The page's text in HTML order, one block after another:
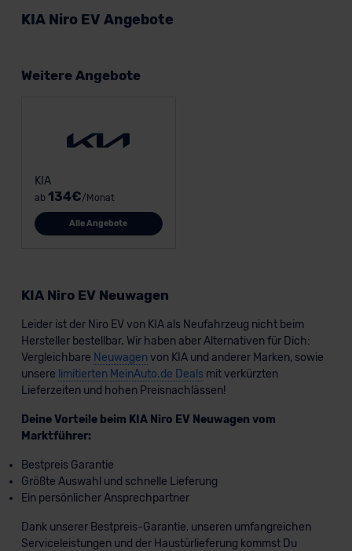
KIA Niro EV Angebote
Weitere Angebote
KIA
ab 134€/Monat
Alle Angebote
KIA Niro EV Neuwagen
Leider ist der Niro EV von KIA als Neufahrzeug nicht beim
Hersteller bestellbar. Wir haben aber Alternativen für Dich:
Vergleichbare Neuwagenvon KIA und anderer Marken, sowie
unsere limitierten MeinAuto.de Dealsmit verkürzten
Lieferzeiten und hohen Preisnachlässen!
Deine Vorteile beim KIA Niro EV Neuwagen vom
Marktführer:
Bestpreis Garantie
Größte Auswahl und schnelle Lieferung
Ein persönlicher Ansprechpartner
Dank unserer Bestpreis-Garantie, unseren umfangreichen
Serviceleistungen und der Haustürlieferung kommst Du